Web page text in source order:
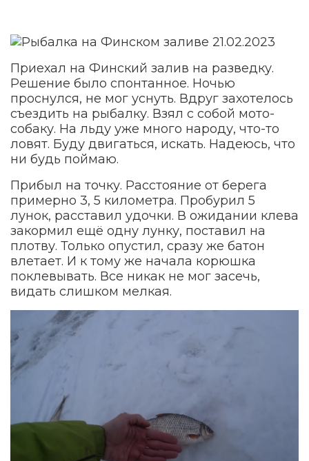
Приехал на Финский залив на разведку.
Решение было спонтанное. Ночью
проснулся, не мог уснуть. Вдруг захотелось
съездить на рыбалку. Взял с собой мото-
собаку. На льду уже много народу, что-то
ловят. Буду двигаться, искать. Надеюсь, что
ни будь поймаю.
Прибыл на точку. Расстояние от берега
примерно 3, 5 километра. Пробурил 5
лунок, расставил удочки. В ожидании клева
закормил ещё одну лунку, поставил на
плотву. Только опустил, сразу же батон
влетает. И к тому же начала корюшка
поклевывать. Все никак не мог засечь,
видать слишком мелкая.